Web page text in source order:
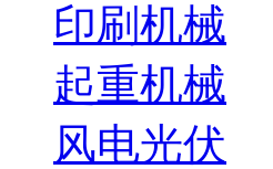
印刷机械
起重机械
风电光伏